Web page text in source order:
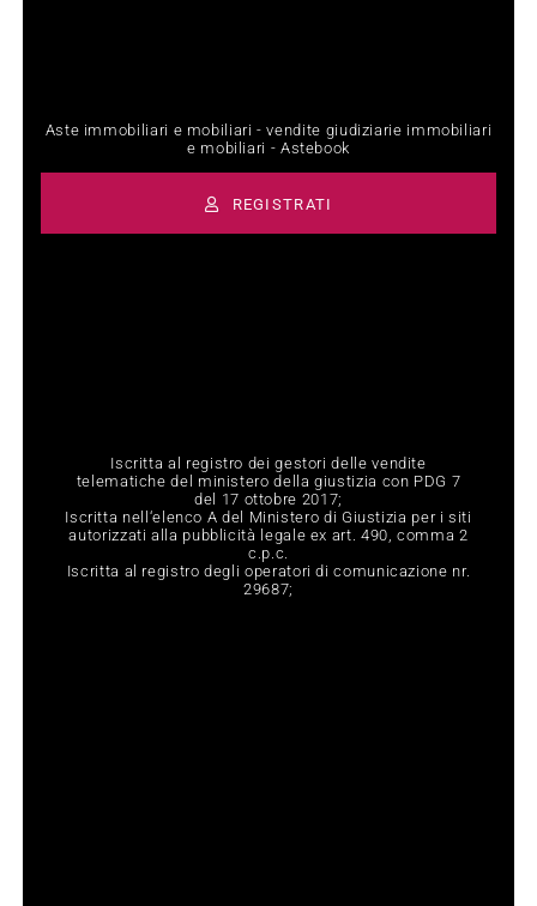
Aste immobiliari e mobiliari - vendite giudiziarie immobiliari
e mobiliari - Astebook
REGISTRATI
Iscritta al registro dei gestori delle vendite
telematiche del ministero della giustizia con PDG 7
del 17 ottobre 2017;
Iscritta nell‘elenco A del Ministero di Giustizia per i siti
autorizzati alla pubblicità legale ex art. 490, comma 2
c.p.c.
Iscritta al registro degli operatori di comunicazione nr.
29687;